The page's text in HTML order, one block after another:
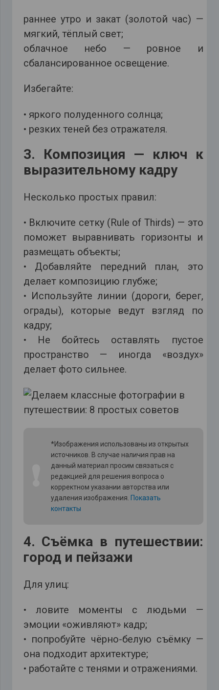
раннее утро и закат (золотой час) —
мягкий, тёплый свет;
облачное небо — ровное и
сбалансированное освещение.
Избегайте:
• яркого полуденного солнца;
• резких теней без отражателя.
3. Композиция — ключ к
выразительному кадру
Несколько простых правил:
• Включите сетку (Rule of Thirds) — это
поможет выравнивать горизонты и
размещать объекты;
• Добавляйте передний план, это
делает композицию глубже;
• Используйте линии (дороги, берег,
ограды), которые ведут взгляд по
кадру;
• Не бойтесь оставлять пустое
пространство — иногда «воздух»
делает фото сильнее.
*Изображения использованы из открытых
источников. В случае наличия прав на
данный материал просим связаться с
редакцией для решения вопроса о
корректном указании авторства или
удаления изображения. Показать
контакты
4. Съёмка в путешествии:
город и пейзажи
Для улиц:
• ловите моменты с людьми —
эмоции «оживляют» кадр;
• попробуйте чёрно-белую съёмку —
она подходит архитектуре;
• работайте с тенями и отражениями.